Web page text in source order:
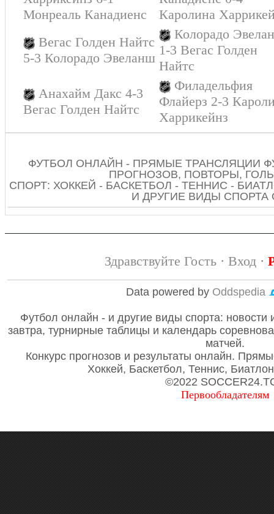
Монреаль Канадиенс
Каролина
Вегас Голден Найтс
5-3 Колорадо Эвеланш
Колорадо
1-3 Вегас Голден
Найтс
Анахайм Дакс 4-3
Вегас Голден Найтс
Филадельфия
Флайерз 2-3
Харрикейнз
ФУТБОЛ ОНЛАЙН - ПРЯМЫЕ ТРАНСЛЯЦИИ
ПРОГНОЗОВ, ПОВТОРЫ,
СПОРТ: ХОККЕЙ - БАСКЕТБОЛ - ТЕННИС -
И ДРУГИЕ ВИДЫ СПОРТА
Здравствуйте Гость · Вход·
Data powered by Oddspedia
Футбол онлайн - и другие виды спорта: новости
завтра, турнирные таблицы и календарь
матчей.
Конкурс прогнозов и результаты онлайн.
Хоккей, Баскетбол, Теннис,
©2022
Первообладателям